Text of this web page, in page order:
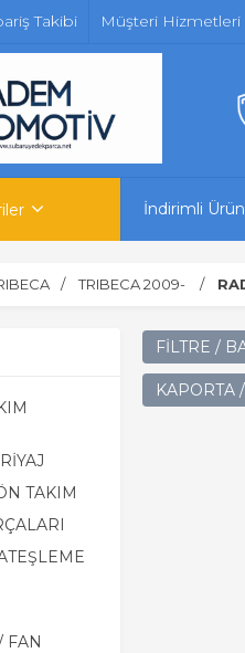
Takibi Müşteri Hizmetleri
İndirimli
TRIBECA 2009-
TAKIM
FAN
FİLTRE /
KAPORTA